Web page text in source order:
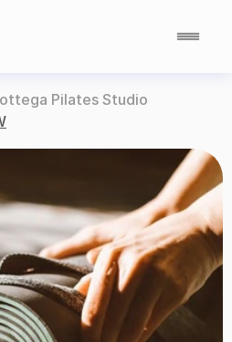
Pilates Studio